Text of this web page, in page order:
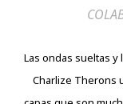
Las ondas sueltas y
Charlize Therons